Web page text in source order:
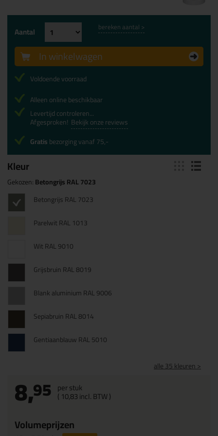
Kleur
Gekozen:Betongrijs RAL 7023
Betongrijs RAL 7023
Parelwit RAL 1013
Wit RAL 9010
Grijsbruin RAL 8019
Blank aluminium RAL 9006
Sepiabruin RAL 8014
Gentiaanblauw RAL 5010
alle 35 kleuren >
8,95 per stuk
( 10,83incl. BTW )
Volumeprijzen
Aantal bereken aantal >
In winkelwagen
Voldoende voorraad
Alleen online beschikbaar
Levertijd controleren...
Afgesproken! Bekijk onze reviews
Gratisbezorging vanaf 75,-